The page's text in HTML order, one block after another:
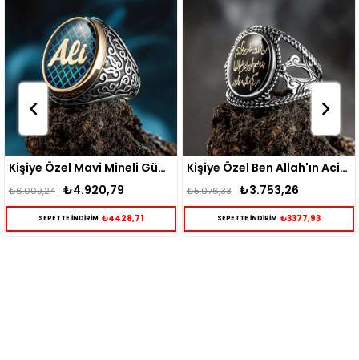
Kişiye Özel Mavi Mineli Gümüş Yüzük
₺4.920,79
₺6.009,24
SEPETTE İNDİRİM ₺4428,71
Kişiye Özel Ben Allah'ın Aciz Bir Kuluyum Gümüş Yüzük
₺3.753,26
₺5.076,33
SEPETTE İNDİRİM ₺3377,93